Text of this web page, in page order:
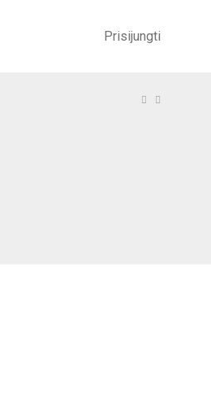
Prisijungti